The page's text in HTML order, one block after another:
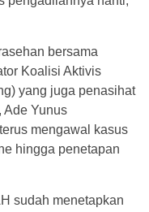
bersama
Koalisi Aktivis
yang juga penasihat
Ade Yunus
mengawal kasus
hingga penetapan
sudah menetapkan